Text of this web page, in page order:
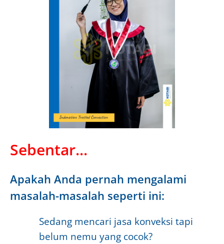
Sebentar...
Apakah Anda pernah mengalami
masalah-masalah seperti ini:
Sedang mencari jasa konveksi tapi
belum nemu yang cocok?